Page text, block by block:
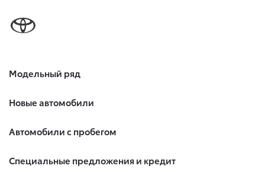
Модельный ряд
Новые автомобили
Автомобили с пробегом
Специальные предложения и кредит